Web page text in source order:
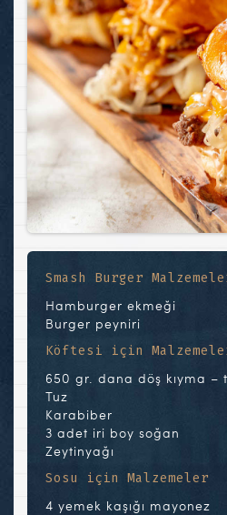
Smash Burger
Hamburger ekmeği
Burger peyniri
Köftesi için
650 gr. dana döş kıyma –
Tuz
Karabiber
3 adet iri boy soğan
Zeytinyağı
Sosu için Malzemeler
4 yemek kaşığı mayonez